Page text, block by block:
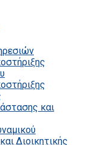
και
Διοικητικής